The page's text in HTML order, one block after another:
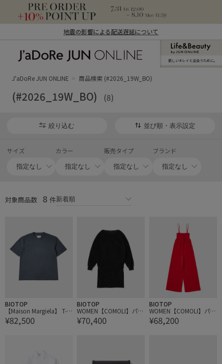
地震の影響による配送遅延について
ン オンライン）
新しいキレイと出合うために。
J'aDoRe JUN ONLINE 商品検索 (#2026_19W_BO)
(#2026_19W_BO) (8)
絞り込む 並び順・表示設定
サイズ カラー 販売タイプ ブランド
対象商品数 8 件
BIOTOP
【Maison Margiela】 T-S
HIRT
¥82,500
BIOTOP
WOMEN【COMOLI】パイ
ル ボートネックワンピー
¥70,400
BIOTOP
WOMEN【COMOLI】パイ
ル ベアトップサロペット
¥68,200